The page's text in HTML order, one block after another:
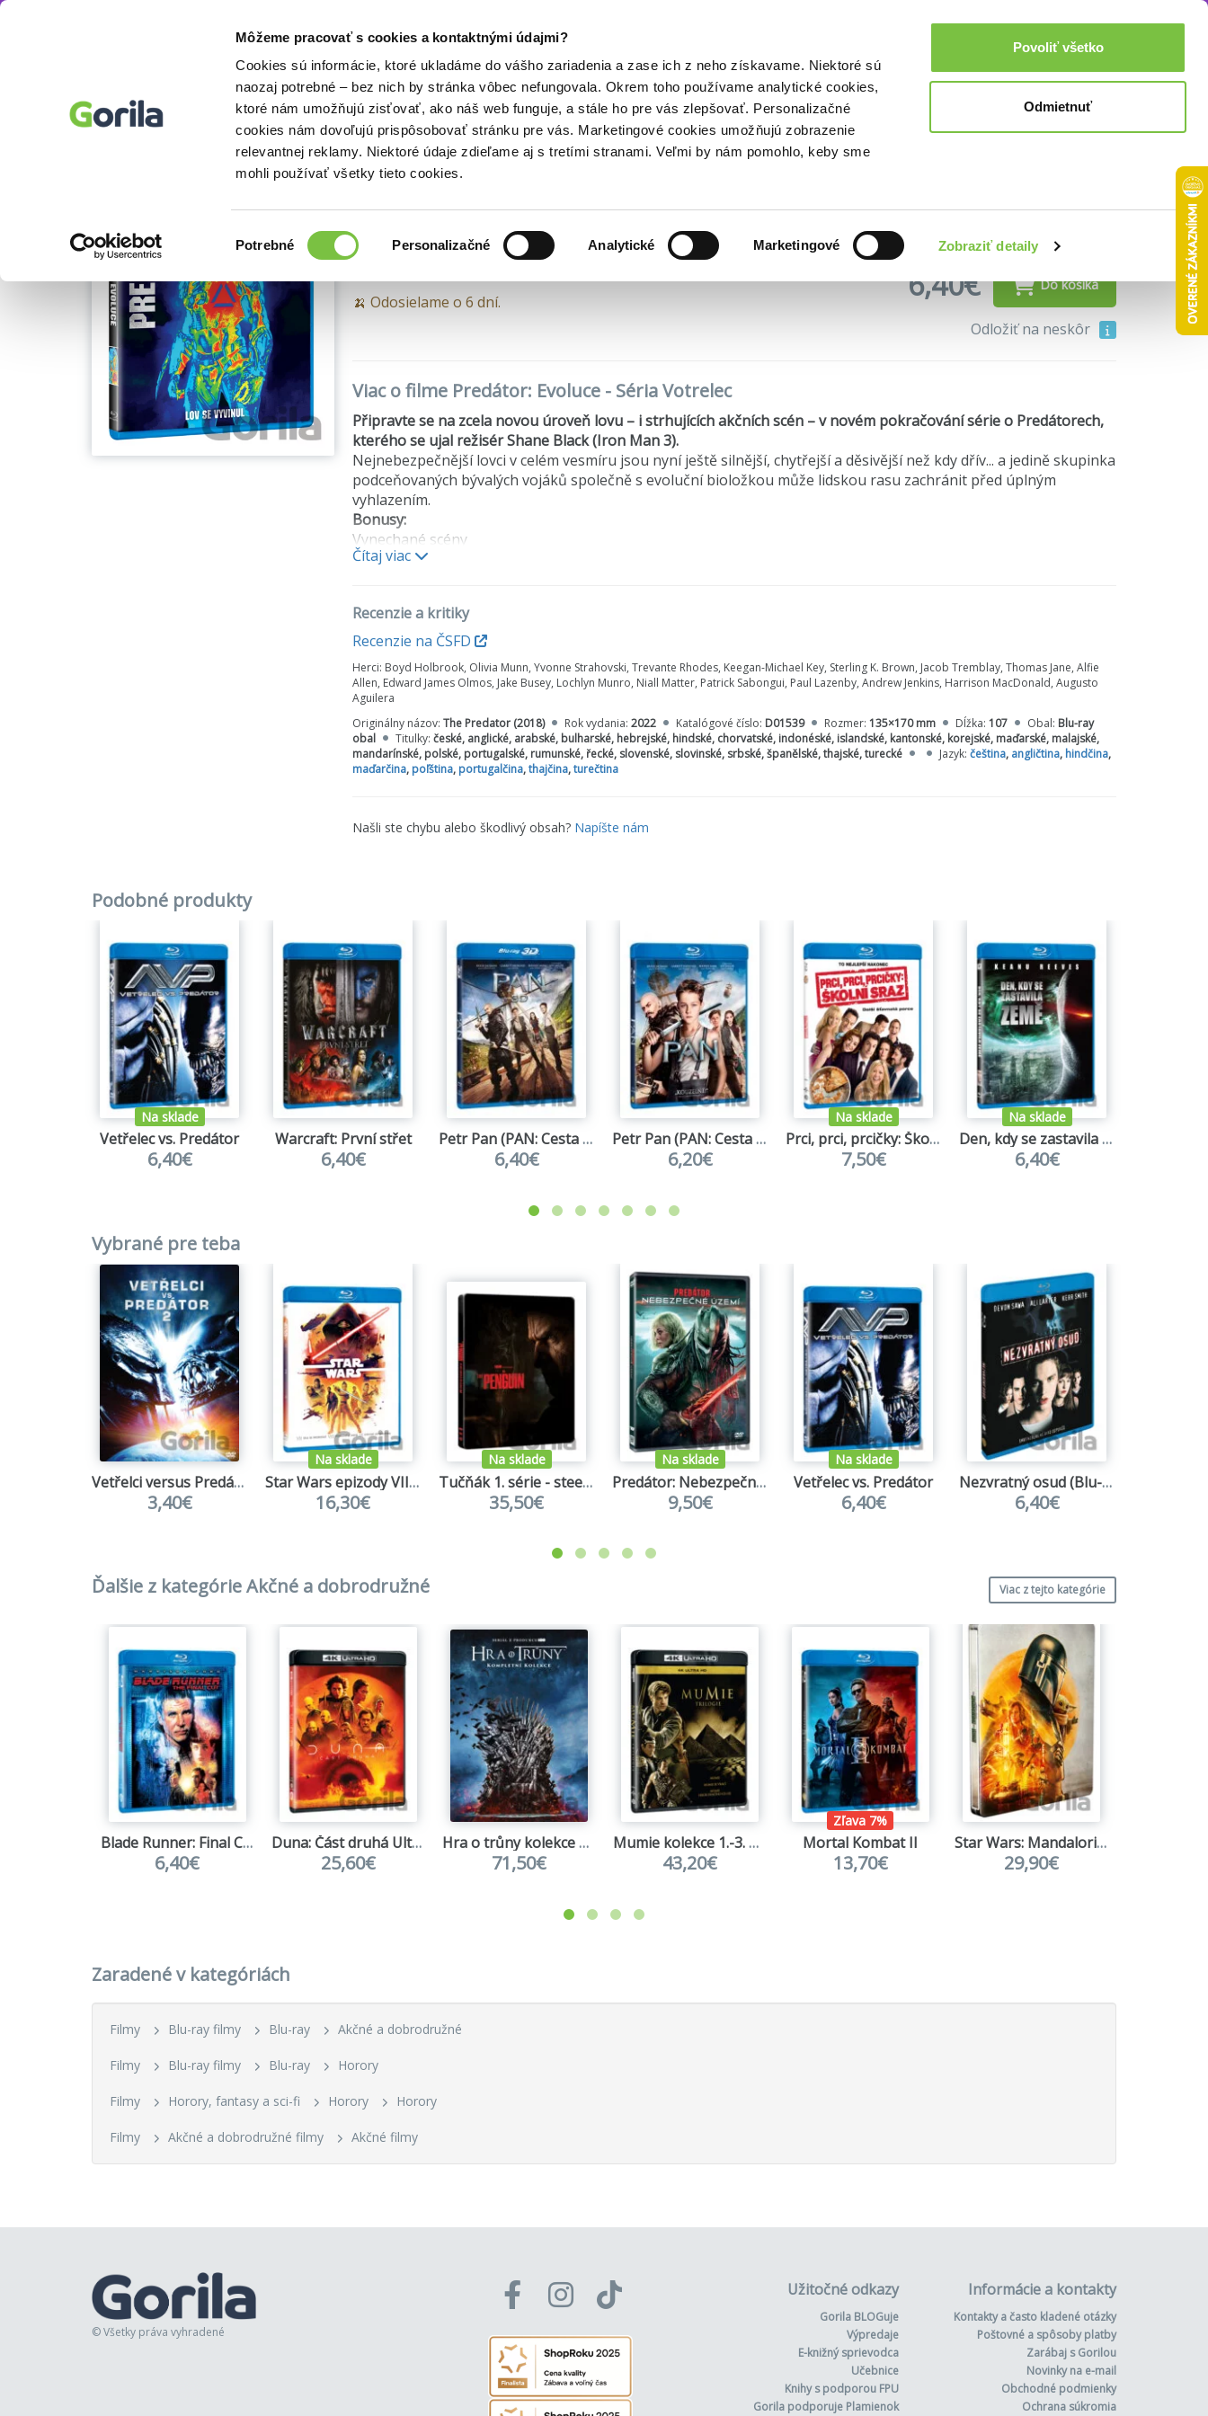
Môžeme pracovať s cookies a kontaktnými údajmi?
Cookies sú informácie, ktoré ukladáme do vášho zariadenia a zase ich z neho získavame. Niektoré sú
naozaj potrebné – bez nich by stránka vôbec nefungovala. Okrem toho používame analytické cookies,
ktoré nám umožňujú zisťovať, ako náš web funguje, a stále ho pre vás zlepšovať. Personalizačné
cookies nám dovoľujú prispôsobovať stránku pre vás. Marketingové cookies umožňujú zobrazenie
relevantnej reklamy. Niektoré údaje zdieľame aj s tretími stranami. Veľmi by nám pomohlo, keby sme
mohli používať všetky tieto cookies.
súhlasu
Potrebné Personalizačné Analytické Marketingové Zobraziť detaily
Povoliť všetko
Odmietnuť
Doplnky Prihlásenie 0,00€
Blu-ray filmy Blu-ray Akčné a dobrodružné Predátor: Evoluce Akcie a zľavy
Ukážka
Blu-ray (6,40€) DVD (4,09€)
Predátor: Evoluce
🍌 Odosielame o 6 dní. 6,40€ Do košíka
Odložiť na neskôr
Viac o filme Predátor: Evoluce - Séria Votrelec
Připravte se na zcela novou úroveň lovu – i strhujících akčních scén – v novém pokračování série o Predátorech,
kterého se ujal režisér Shane Black (Iron Man 3).
Nejnebezpečnější lovci v celém vesmíru jsou nyní ještě silnější, chytřejší a děsivější než kdy dřív... a jedině skupinka
podceňovaných bývalých vojáků společně s evoluční bioložkou může lidskou rasu zachránit před úplným
vyhlazením.
Bonusy:
Vynechané scény
Blackův dotek
Hon na Predátora
Galerie
Čítaj viac
Recenzie a kritiky
Recenzie na ČSFD
Herci: Boyd Holbrook, Olivia Munn, Yvonne Strahovski, Trevante Rhodes, Keegan-Michael Key, Sterling K. Brown, Jacob Tremblay, Thomas Jane, Alfie
Allen, Edward James Olmos, Jake Busey, Lochlyn Munro, Niall Matter, Patrick Sabongui, Paul Lazenby, Andrew Jenkins, Harrison MacDonald, Augusto
Aguilera
Originálny názov: The Predator (2018) Rok vydania: 2022 Katalógové číslo: D01539 Rozmer: 135×170 mm Dĺžka: 107 Obal: Blu-ray
obal
Titulky: české, anglické, arabské, bulharské, hebrejské, hindské, chorvatské, indonéské, islandské, kantonské, korejské, maďarské, malajské,
mandarínské, polské, portugalské, rumunské, řecké, slovenské, slovinské, srbské, španělské, thajské, turecké
Jazyk: čeština, angličtina, hindčina,
maďarčina, poľština, portugalčina,thajčina,turečtina
Našli ste chybu alebo škodlivý obsah? Napíšte nám
Podobné produkty
Na sklade
Vetřelec vs. Predátor
6,40€
Warcraft: První střet
6,40€
Petr Pan (PAN: Cesta do Krajiny - Nekrajiny) - 3D+2D - 2 x Blu-ray
6,40€
Petr Pan (PAN: Cesta do Krajiny - Nekrajiny) - Blu-ray
6,20€
Na sklade
Prci, prci, prcičky: Školní sraz
7,50€
Na sklade
Den, kdy se zastavila Země
6,40€
Vybrané pre teba
Vetřelci versus Predátor 2
3,40€
Na sklade
Star Wars epizody VII-IX kolekce 6BD
16,30€
Na sklade
Tučňák 1. série - steelbook BD
35,50€
Na sklade
Predátor: Nebezpečné území
9,50€
Na sklade
Vetřelec vs. Predátor
6,40€
Nezvratný osud (Blu-ray)
6,40€
Ďalšie z kategórie Akčné a dobrodružné Viac z tejto kategórie
Blade Runner: Final Cut
6,40€
Duna: Část druhá Ultra HD Blu-ray
25,60€
Hra o trůny kolekce 1.-8. série
71,50€
Mumie kolekce 1.-3. Ultra HD Blu-ray
43,20€
Zľava 7%
Mortal Kombat II
13,70€
Star Wars: Mandalorian a Grogu - Limitovaná sběratelská edice - steelbook
29,90€
Zaradené v kategóriách
Filmy Blu-ray filmy Blu-ray Akčné a dobrodružné
Filmy Blu-ray filmy Blu-ray Horory
Filmy Horory, fantasy a sci-fi Horory Horory
Filmy Akčné a dobrodružné filmy Akčné filmy
© Všetky práva vyhradené
Užitočné odkazy
Gorila BLOGuje
Výpredaje
E-knižný sprievodca
Učebnice
Knihy s podporou FPU
Gorila podporuje Plamienok
Informácie a kontakty
Kontakty a často kladené otázky
Poštovné a spôsoby platby
Zarábaj s Gorilou
Novinky na e-mail
Obchodné podmienky
Ochrana súkromia